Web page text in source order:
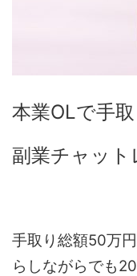
本業OLで手
副業チャッ
手取り総額50万
らしながらでも